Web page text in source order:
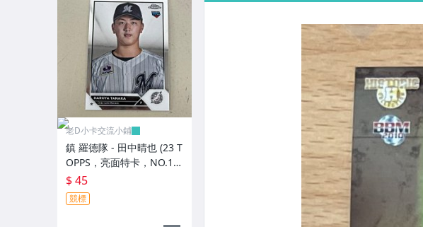
老D小卡交流小鋪
鎮 羅德隊 - 田中晴也 (23 T
OPPS，亮面特卡，NO.17
2) RC新人卡
$ 45
競標